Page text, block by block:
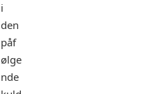
i
den
påf
ølge
nde